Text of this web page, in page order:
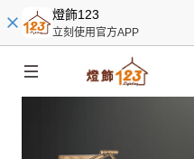
燈飾123
立刻使用官方APP